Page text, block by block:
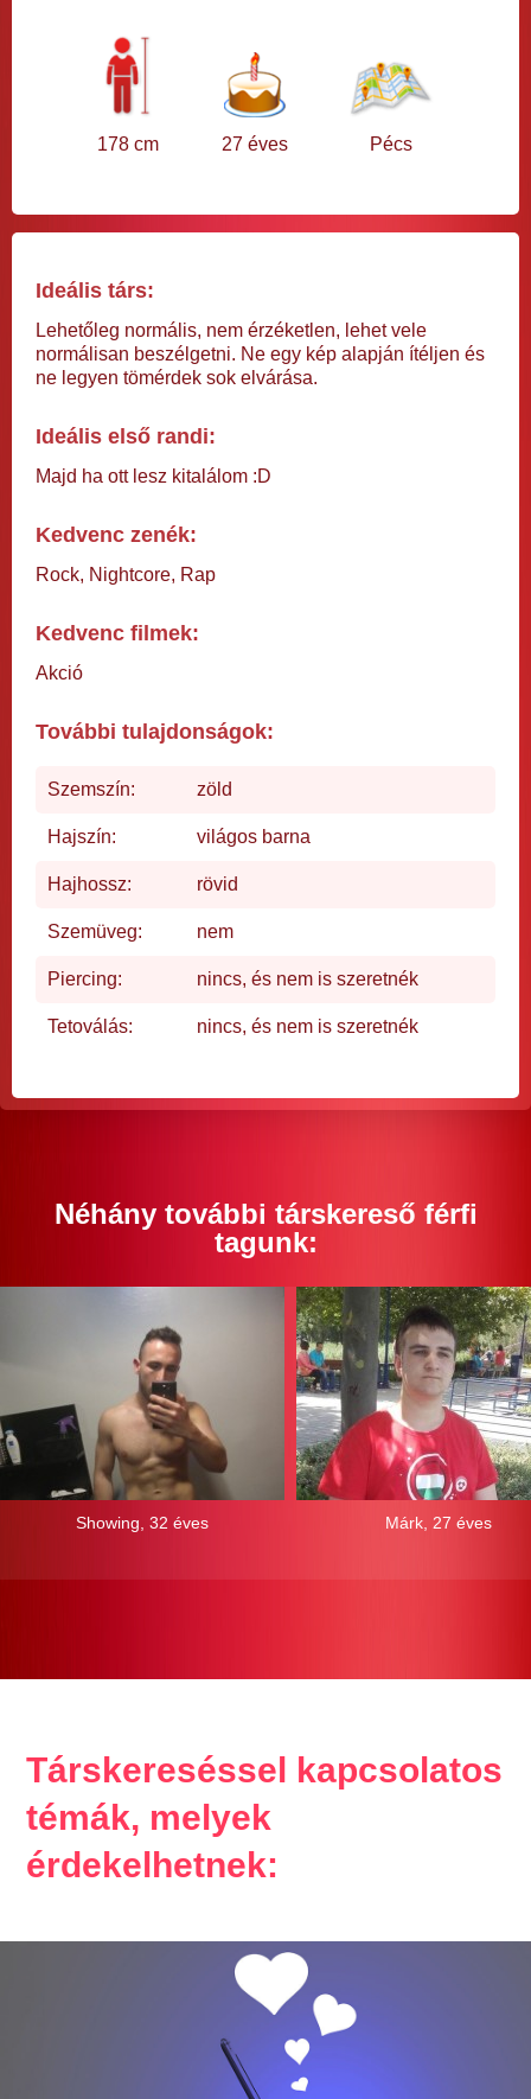
178 cm 27 éves Pécs
Ideális társ:
Lehetőleg normális, nem érzéketlen, lehet vele
normálisan beszélgetni. Ne egy kép alapján ítéljen és
ne legyen tömérdek sok elvárása.
Ideális első randi:
Majd ha ott lesz kitalálom :D
Kedvenc zenék:
Rock, Nightcore, Rap
Kedvenc filmek:
Akció
További tulajdonságok:
Szemszín: zöld
Hajszín: világos barna
Hajhossz: rövid
Szemüveg: nem
Piercing: nincs, és nem is szeretnék
Tetoválás: nincs, és nem is szeretnék
Néhány további társkereső férfi
tagunk:
Showing, 32 éves Márk, 27 éves
Társkereséssel kapcsolatos
témák, melyek
érdekelhetnek: